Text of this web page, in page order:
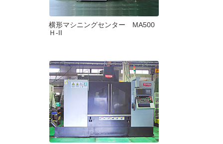
横形マシニングセンター MA500
Ｈ-II